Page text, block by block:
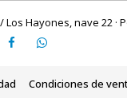
Los Hayones, nave 22 ·
Condiciones de